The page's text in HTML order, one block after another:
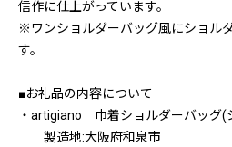
信作に仕上がっています。
※ワンショルダーバッグ風にショル
す。
■お礼品の内容について
・artigiano 巾着ショルダーバッグ(
製造地:大阪府和泉市